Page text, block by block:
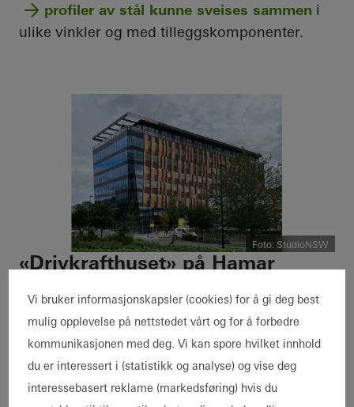
profiler av stål kunne sveises sammen i
ulike vinkler og med tilleggskomponenter.
Foto: StudioNSW
«Drivkrafthuset» på Hamar
innfartsveien til Hamar utgjør et godt
eksempel på et samspill mellom
byggematerialene aluminium og stål.
Profilteam AS sto for utførelsen der tre av
fasadene er utført med påhengsfasader av
Vi bruker informasjonskapsler (cookies) for å gi deg best
mulig opplevelse på nettstedet vårt og for å forbedre
kommunikasjonen med deg. Vi kan spore hvilket innhold
du er interessert i (statistikk og analyse) og vise deg
interessebasert reklame (markedsføring) hvis du